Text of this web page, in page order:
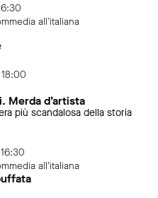
all'italiana
Merda d’artista
più scandalosa della storia
all'italiana